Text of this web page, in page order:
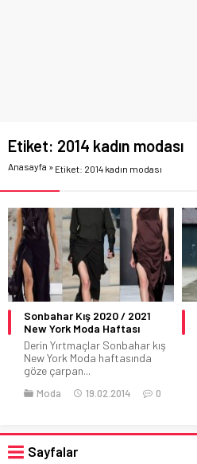
Etiket: 2014 kadın modası
Anasayfa » Etiket: 2014 kadın modası
Sonbahar Kış 2020 / 2021
New York Moda Haftası
Derin Yırtmaçlar Sonbahar kış
New York Moda haftasında
göze çarpan...
Moda 19.02.2014 0
Sayfalar